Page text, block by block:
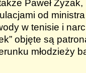
Paweł
od
w tenisie i
objęte są
młodzieży